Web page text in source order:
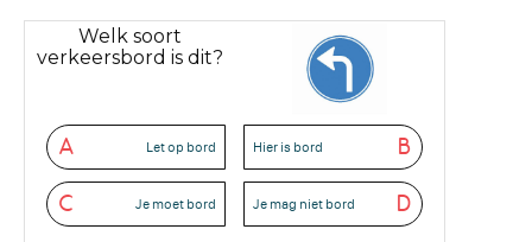
Welk soort
verkeersbord is dit?
A Let op bord B
Hier is bord
C Je moet bord D
Je mag niet bord